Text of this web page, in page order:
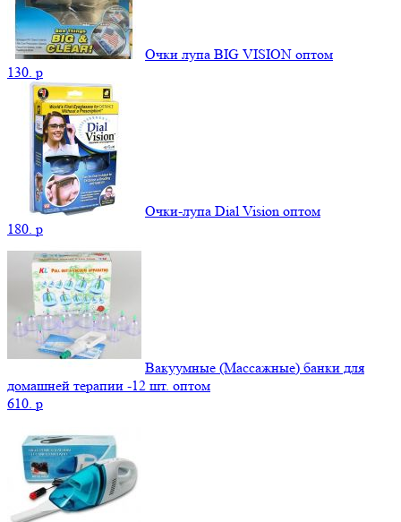
Очки лупа BIG VISION оптом
130. p
Очки-лупа Dial Vision оптом
180. p
Вакуумные (Массажные) банки для
домашней терапии -12 шт. оптом
610. p